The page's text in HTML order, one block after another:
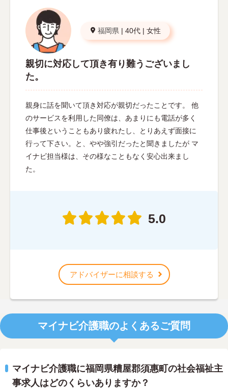
福岡県 | 40代 | 女性
親切に対応して頂き有り難うございまし
た。
親身に話を聞いて頂き対応が親切だったことです。 他
のサービスを利用した同僚は、あまりにも電話が多く
仕事後ということもあり疲れたし、とりあえず面接に
行って下さい。と、やや強引だったと聞きましたが マ
イナビ担当様は、その様なこともなく安心出来まし
た。
5.0
アドバイザーに相談する
マイナビ介護職のよくあるご質問
マイナビ介護職に福岡県糟屋郡須惠町の社会福祉主
事求人はどのくらいありますか？